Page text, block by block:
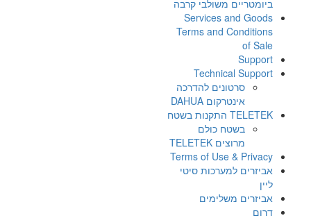
ביומטריים משולבי קרבה
Services and Goods
Terms and Conditions
of Sale
Support
Technical Support
סרטונים להדרכה
אינטרקום DAHUA
TELETEK התקנות בשטח
בשטח כולם
מרוצים TELETEK
Terms of Use & Privacy
אביזרים למערכות סיטי
ליין
אביזרים משלימים
דרום